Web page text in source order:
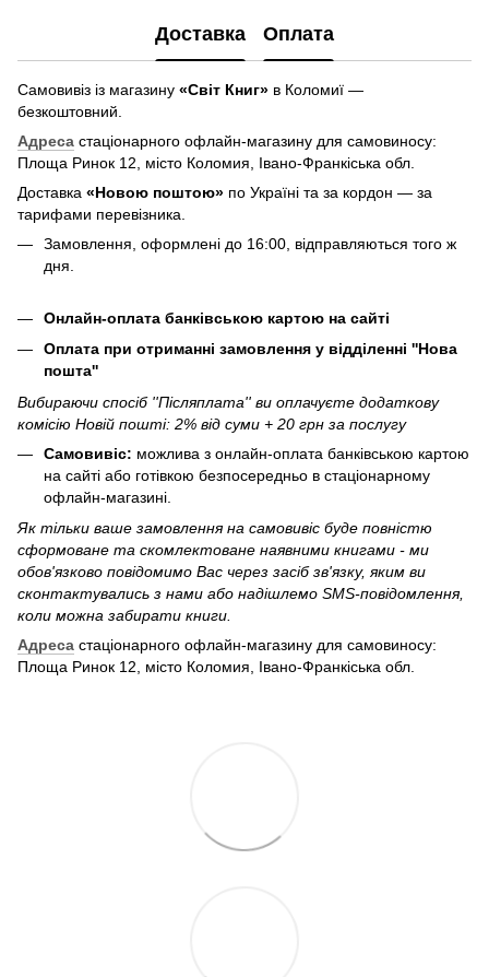
Доставка Оплата
Самовивіз із магазину «Світ Книг» в Коломиї —
безкоштовний.
Адреса стаціонарного офлайн-магазину для самовиносу:
Площа Ринок 12, місто Коломия, Івано-Франкіська обл.
Доставка «Новою поштою» по Україні та за кордон — за
тарифами перевізника.
Замовлення, оформлені до 16:00, відправляються того ж
дня.
Онлайн-оплата банківською картою на сайті
Оплата при отриманні замовлення у відділенні ''Нова
пошта''
Вибираючи спосіб ''Післяплата'' ви оплачуєте додаткову
комісію Новій пошті: 2% від суми + 20 грн за послугу
Самовивіс: можлива з онлайн-оплата банківською картою
на сайті або готівкою безпосередньо в стаціонарному
офлайн-магазині.
Як тільки ваше замовлення на самовивіс буде повністю
сформоване та скомлектоване наявними книгами - ми
обов'язково повідомимо Вас через засіб зв'язку, яким ви
сконтактувались з нами або надішлемо SMS-повідомлення,
коли можна забирати книги.
Адреса стаціонарного офлайн-магазину для самовиносу:
Площа Ринок 12, місто Коломия, Івано-Франкіська обл.